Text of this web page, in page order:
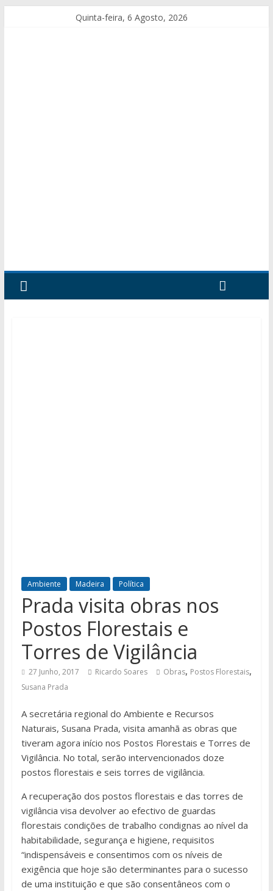
Quinta-feira, 6 Agosto, 2026
Ambiente Madeira Política
Prada visita obras nos
Postos Florestais e
Torres de Vigilância
27 Junho, 2017 Ricardo Soares Obras, Postos Florestais,
Susana Prada
A secretária regional do Ambiente e Recursos
Naturais, Susana Prada, visita amanhã as obras que
tiveram agora início nos Postos Florestais e Torres de
Vigilância. No total, serão intervencionados doze
postos florestais e seis torres de vigilância.
A recuperação dos postos florestais e das torres de
vigilância visa devolver ao efectivo de guardas
florestais condições de trabalho condignas ao nível da
habitabilidade, segurança e higiene, requisitos
“indispensáveis e consentimos com os níveis de
exigência que hoje são determinantes para o sucesso
de uma instituição e que são consentâneos com o